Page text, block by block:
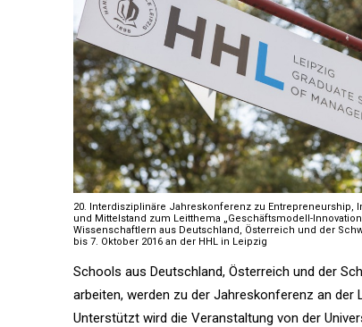
20. Interdisziplinäre Jahreskonferenz zu Entrepreneurship,
und Mittelstand zum Leitthema „Geschäftsmodell-
Wissenschaftlern aus Deutschland, Österreich und der
bis 7. Oktober 2016 an der HHL in Leipzig
Schools aus Deutschland, Österreich und der
arbeiten, werden zu der Jahreskonferenz an der
Unterstützt wird die Veranstaltung von der